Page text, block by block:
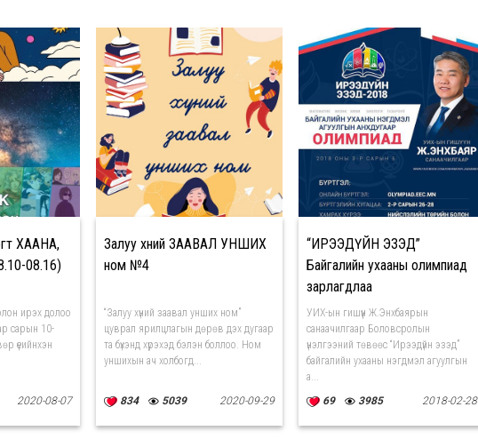
ХААНА,
08.16)
ирэх долоо
сарын 10-
үеийнхэн
2020-08-07
Залуу хүний ЗААВАЛ УНШИХ
ном №4
“Залуу хүний заавал унших ном”
цуврал ярилцлагын дөрөв дэх дугаар
та бүхэнд хүрэхэд бэлэн боллоо. Ном
уншихын ач холбогд...
834 5039 2020-09-29
“ИРЭЭДҮЙН ЭЗЭД”
Байгалийн ухааны олимпиад
зарлагдлаа
УИХ-ын гишүүн Ж.Энхбаярын
санаачилгаар Боловсролын
үнэлгээний төвөөс “Ирээдүйн эзэд”
байгалийн ухааны нэгдмэл агуулгын
а...
69
3985 2018-02-28